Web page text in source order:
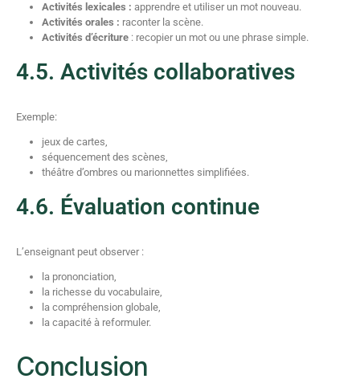
Activités lexicales : apprendre et utiliser un mot nouveau.
Activités orales : raconter la scène.
Activités d’écriture : recopier un mot ou une phrase simple.
4.5. Activités collaboratives
Exemple:
jeux de cartes,
séquencement des scènes,
théâtre d’ombres ou marionnettes simplifiées.
4.6. Évaluation continue
L’enseignant peut observer :
la prononciation,
la richesse du vocabulaire,
la compréhension globale,
la capacité à reformuler.
Conclusion